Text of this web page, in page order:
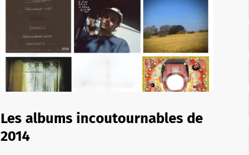
Les albums incoutournables de
2014